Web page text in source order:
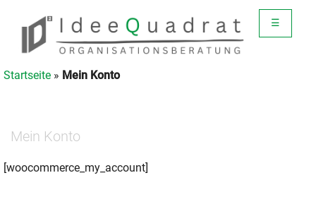
☰
Startseite » Mein Konto
Mein Konto
[woocommerce_my_account]